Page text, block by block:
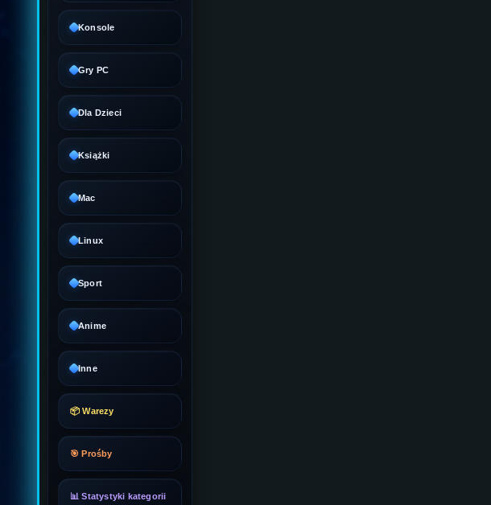
Konsole
Gry PC
Dla Dzieci
Książki
Mac
Linux
Sport
Anime
Inne
📦 Warezy
🎯 Prośby
📊 Statystyki kategorii